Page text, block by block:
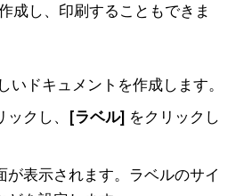
成し、印刷することもできま
いドキュメントを作成します。
ックし、 [ラベル] をクリックし
が表示されます。ラベルのサイ